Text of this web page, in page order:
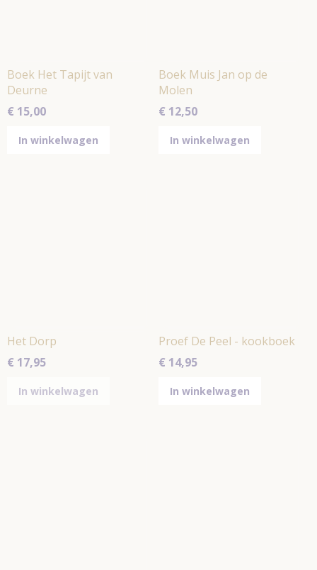
Boek Het Tapijt van
Deurne
€ 15,00
In winkelwagen
Boek Muis Jan op de
Molen
€ 12,50
In winkelwagen
Het Dorp
€ 17,95
In winkelwagen
Proef De Peel - kookboek
€ 14,95
In winkelwagen